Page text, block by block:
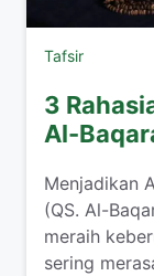
Tafsir
3
Al-
Menjadikan
(QS. Al-
meraih
sering